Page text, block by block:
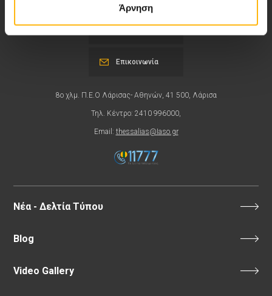
Άρνηση
8ο χλμ. Π.Ε.Ο Λάρισας- Αθηνών, 41 500, Λάρισα
Τηλ. Κέντρο: 2410 996000,
Email: thessalias@Iaso.gr
Επικοινωνία
Νέα - Δελτία Τύπου
Blog
Video Gallery